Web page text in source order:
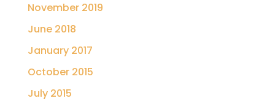
November 2019
June 2018
January 2017
October 2015
July 2015